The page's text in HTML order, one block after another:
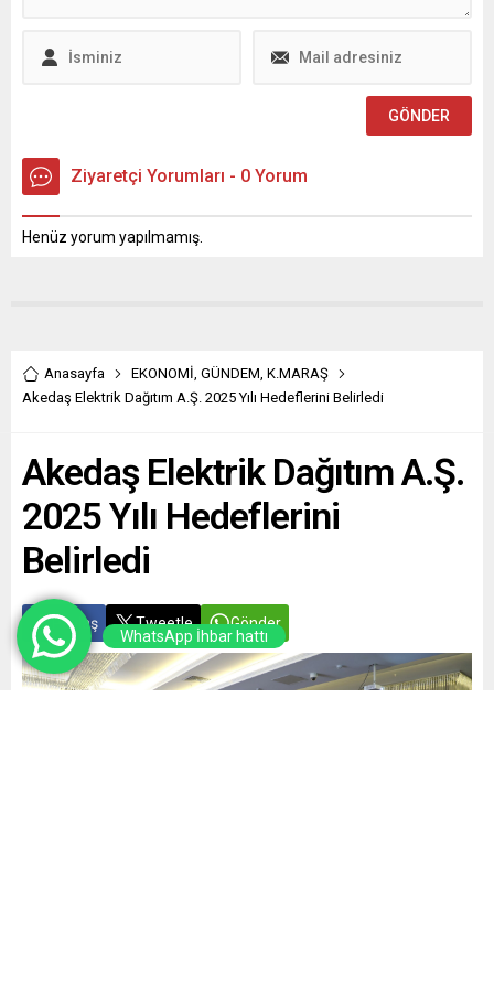
yazdı.
doğrultusunda kurulan
Kadın Voleybol Takımı,
önemli bir başarıya imza
attı. Kurulduğu günden bu
Ziyaretçi Yorumları - 0 Yorum
Henüz yorum yapılmamış.
Anasayfa EKONOMİ, GÜNDEM, K.MARAŞ
Akedaş Elektrik Dağıtım A.Ş. 2025 Yılı Hedeflerini Belirledi
Akedaş Elektrik Dağıtım A.Ş.
2025 Yılı Hedeflerini
Belirledi
Paylaş Tweetle Gönder
WhatsApp İhbar hattı